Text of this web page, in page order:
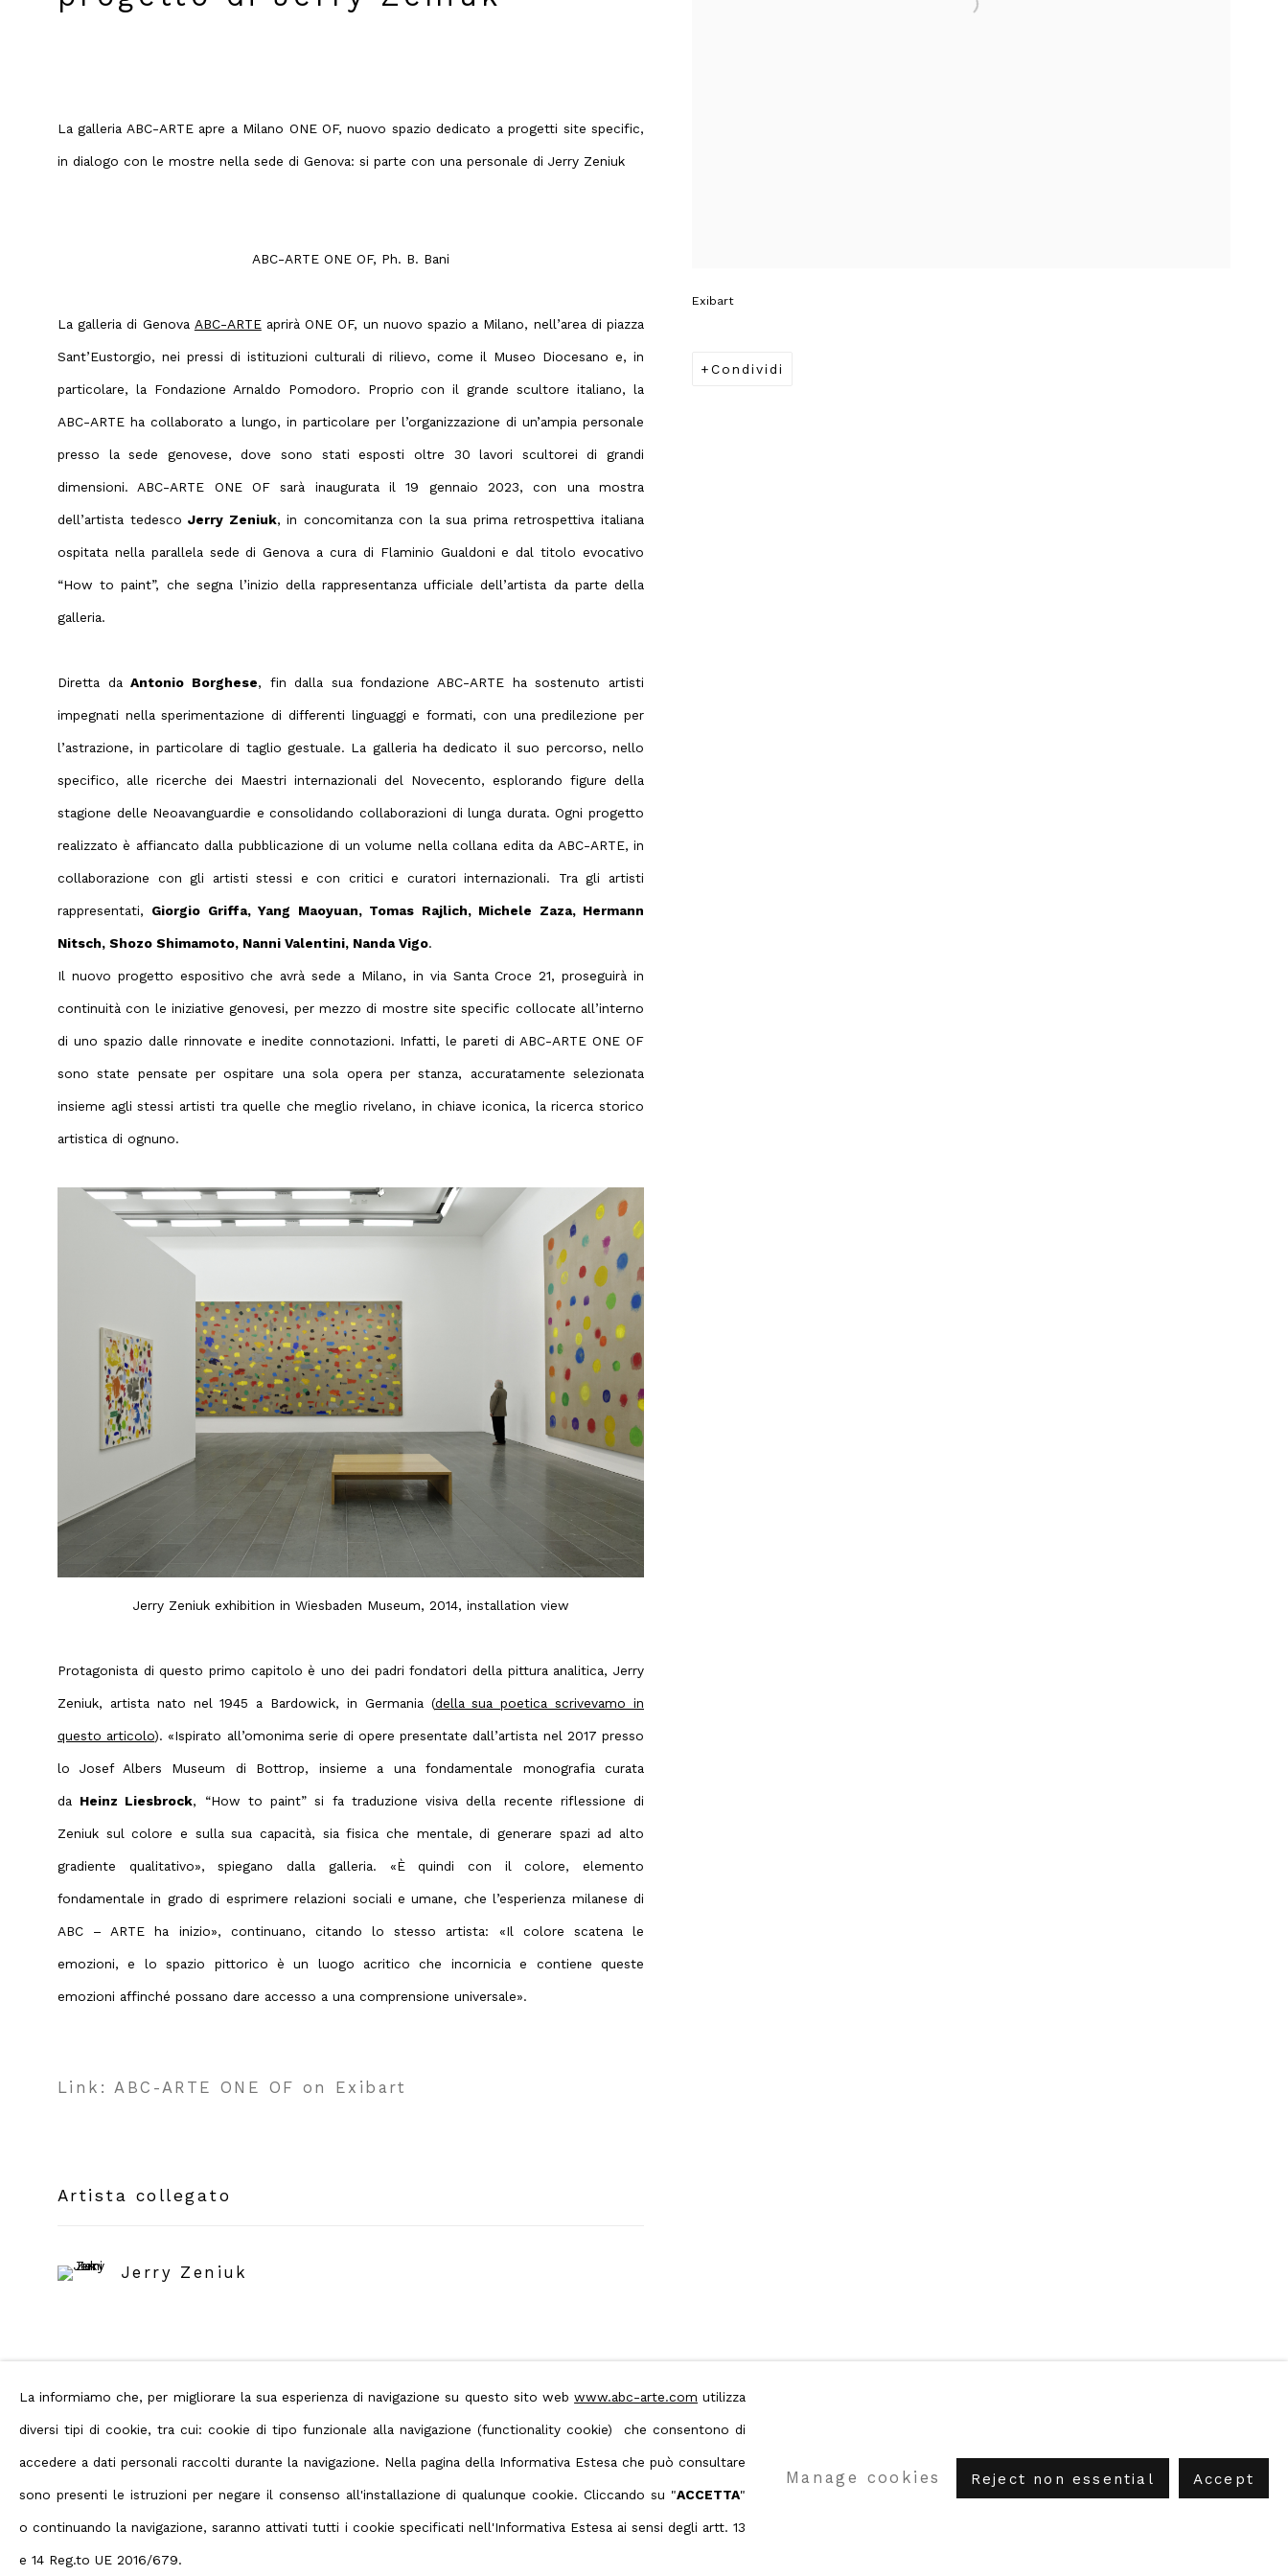
Exibart
Condividi
La galleria ABC-ARTE apre a Milano ONE OF, nuovo spazio dedicato a progetti site specific,
in dialogo con le mostre nella sede di Genova: si parte con una personale di Jerry Zeniuk
ABC-ARTE ONE OF, Ph. B. Bani
La galleria di Genova ABC-ARTEaprirà ONE OF, un nuovo spazio a Milano, nell’area di piazza
Sant’Eustorgio, nei pressi di istituzioni culturali di rilievo, come il Museo Diocesano e, in
particolare, la Fondazione Arnaldo Pomodoro. Proprio con il grande scultore italiano, la
ABC-ARTE ha collaborato a lungo, in particolare per l’organizzazione di un’ampia personale
presso la sede genovese, dove sono stati esposti oltre 30 lavori scultorei di grandi
dimensioni. ABC-ARTE ONE OF sarà inaugurata il 19 gennaio 2023, con una mostra
dell’artista tedescoJerry Zeniuk, in concomitanza con la sua prima retrospettiva italiana
ospitata nella parallela sede di Genova a cura di Flaminio Gualdoni e dal titolo evocativo
“How to paint”, che segna l’inizio della rappresentanza ufficiale dell’artista da parte della
galleria.
Diretta daAntonio Borghese, fin dalla sua fondazione ABC-ARTE ha sostenuto artisti
impegnati nella sperimentazione di differenti linguaggi e formati, con una predilezione per
l’astrazione, in particolare di taglio gestuale. La galleria ha dedicato il suo percorso, nello
specifico, alle ricerche dei Maestri internazionali del Novecento, esplorando figure della
stagione delle Neoavanguardie e consolidando collaborazioni di lunga durata. Ogni progetto
realizzato è affiancato dalla pubblicazione di un volume nella collana edita da ABC-ARTE, in
collaborazione con gli artisti stessi e con critici e curatori internazionali. Tra gli artisti
rappresentati, Giorgio Griffa, Yang Maoyuan, Tomas Rajlich, Michele Zaza, Hermann
Nitsch, Shozo Shimamoto, Nanni Valentini, Nanda Vigo.
Il nuovo progetto espositivo che avrà sede a Milano, in via Santa Croce 21, proseguirà in
continuità con le iniziative genovesi, per mezzo di mostre site specific collocate all’interno
di uno spazio dalle rinnovate e inedite connotazioni. Infatti, le pareti di ABC-ARTE ONE OF
sono state pensate per ospitare una sola opera per stanza, accuratamente selezionata
insieme agli stessi artisti tra quelle che meglio rivelano, in chiave iconica, la ricerca storico
artistica di ognuno.
Jerry Zeniuk exhibition in Wiesbaden Museum, 2014, installation view
Protagonista di questo primo capitolo è uno dei padri fondatori della pittura analitica, Jerry
Zeniuk, artista nato nel 1945 a Bardowick, in Germania (della sua poetica scrivevamo in
questo articolo). «Ispirato all’omonima serie di opere presentate dall’artista nel 2017 presso
lo Josef Albers Museum di Bottrop, insieme a una fondamentale monografia curata
da Heinz Liesbrock, “How to paint” si fa traduzione visiva della recente riflessione di
Zeniuk sul colore e sulla sua capacità, sia fisica che mentale, di generare spazi ad alto
gradiente qualitativo», spiegano dalla galleria. «È quindi con il colore, elemento
fondamentale in grado di esprimere relazioni sociali e umane, che l’esperienza milanese di
ABC – ARTE ha inizio», continuano, citando lo stesso artista: «Il colore scatena le
emozioni, e lo spazio pittorico è un luogo acritico che incornicia e contiene queste
emozioni affinché possano dare accesso a una comprensione universale».
Link: ABC-ARTE ONE OF on Exibart
Artista collegato
Jerry Zeniuk
Contact us on Whatsapp ABC-ARTE via XX Settembre 11/A, 16121 Genova
La informiamo che, per migliorare la sua esperienza di navigazione su questo sito webwww.abc-arte.com utilizza
diversi tipi di cookie, tra cui: cookie di tipo funzionale alla navigazione (functionality cookie) che consentono di
accedere a dati personali raccolti durante la navigazione. Nella pagina della Informativa Estesa che può consultare
sono presenti le istruzioni per negare il consenso all'installazione di qualunque cookie. Cliccando su "ACCETTA"
o continuando la navigazione, saranno attivati tutti i cookie specificati nell'Informativa Estesa ai sensi degli artt. 13
e 14 Reg.to UE 2016/679.
Manage cookies Reject non essential Accept